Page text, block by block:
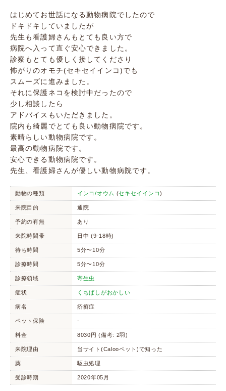
はじめてお世話になる動物病院でしたので
ドキドキしていましたが
先生も看護婦さんもとても良い方で
病院へ入って直ぐ安心できました。
診察もとても優しく接してくださり
怖がりのオモチ(セキセイインコ)でも
スムーズに進みました。
それに保護ネコを検討中だったので
少し相談したら
アドバイスもいただきました。
院内も綺麗でとても良い動物病院です。
素晴らしい動物病院です。
最高の動物病院です。
安心できる動物病院です。
先生、看護婦さんが優しい動物病院です。
動物の種類 インコ/オウム (セキセイインコ)
来院目的 通院
予約の有無 あり
来院時間帯 日中 (9-18時)
待ち時間 5分〜10分
診療時間 5分〜10分
診療領域 寄生虫
症状 くちばしがおかしい
病名 疥癬症
ペット保険 -
料金 8030円 (備考: 2羽)
来院理由 当サイト(Calooペット)で知った
薬 駆虫処理
受診時期 2020年05月